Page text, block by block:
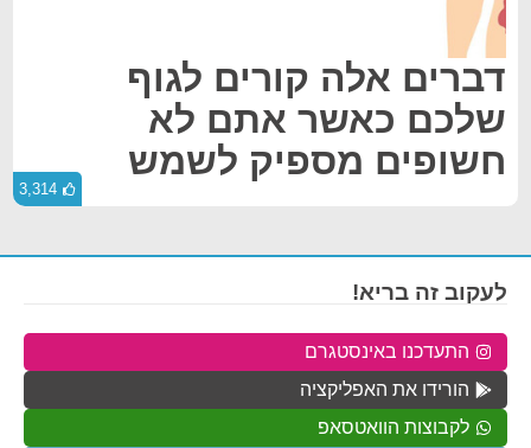
דברים אלה קורים לגוף
שלכם כאשר אתם לא
חשופים מספיק לשמש
3,314
לעקוב זה בריא!
התעדכנו באינסטגרם
הורידו את האפליקציה
לקבוצות הוואטסאפ